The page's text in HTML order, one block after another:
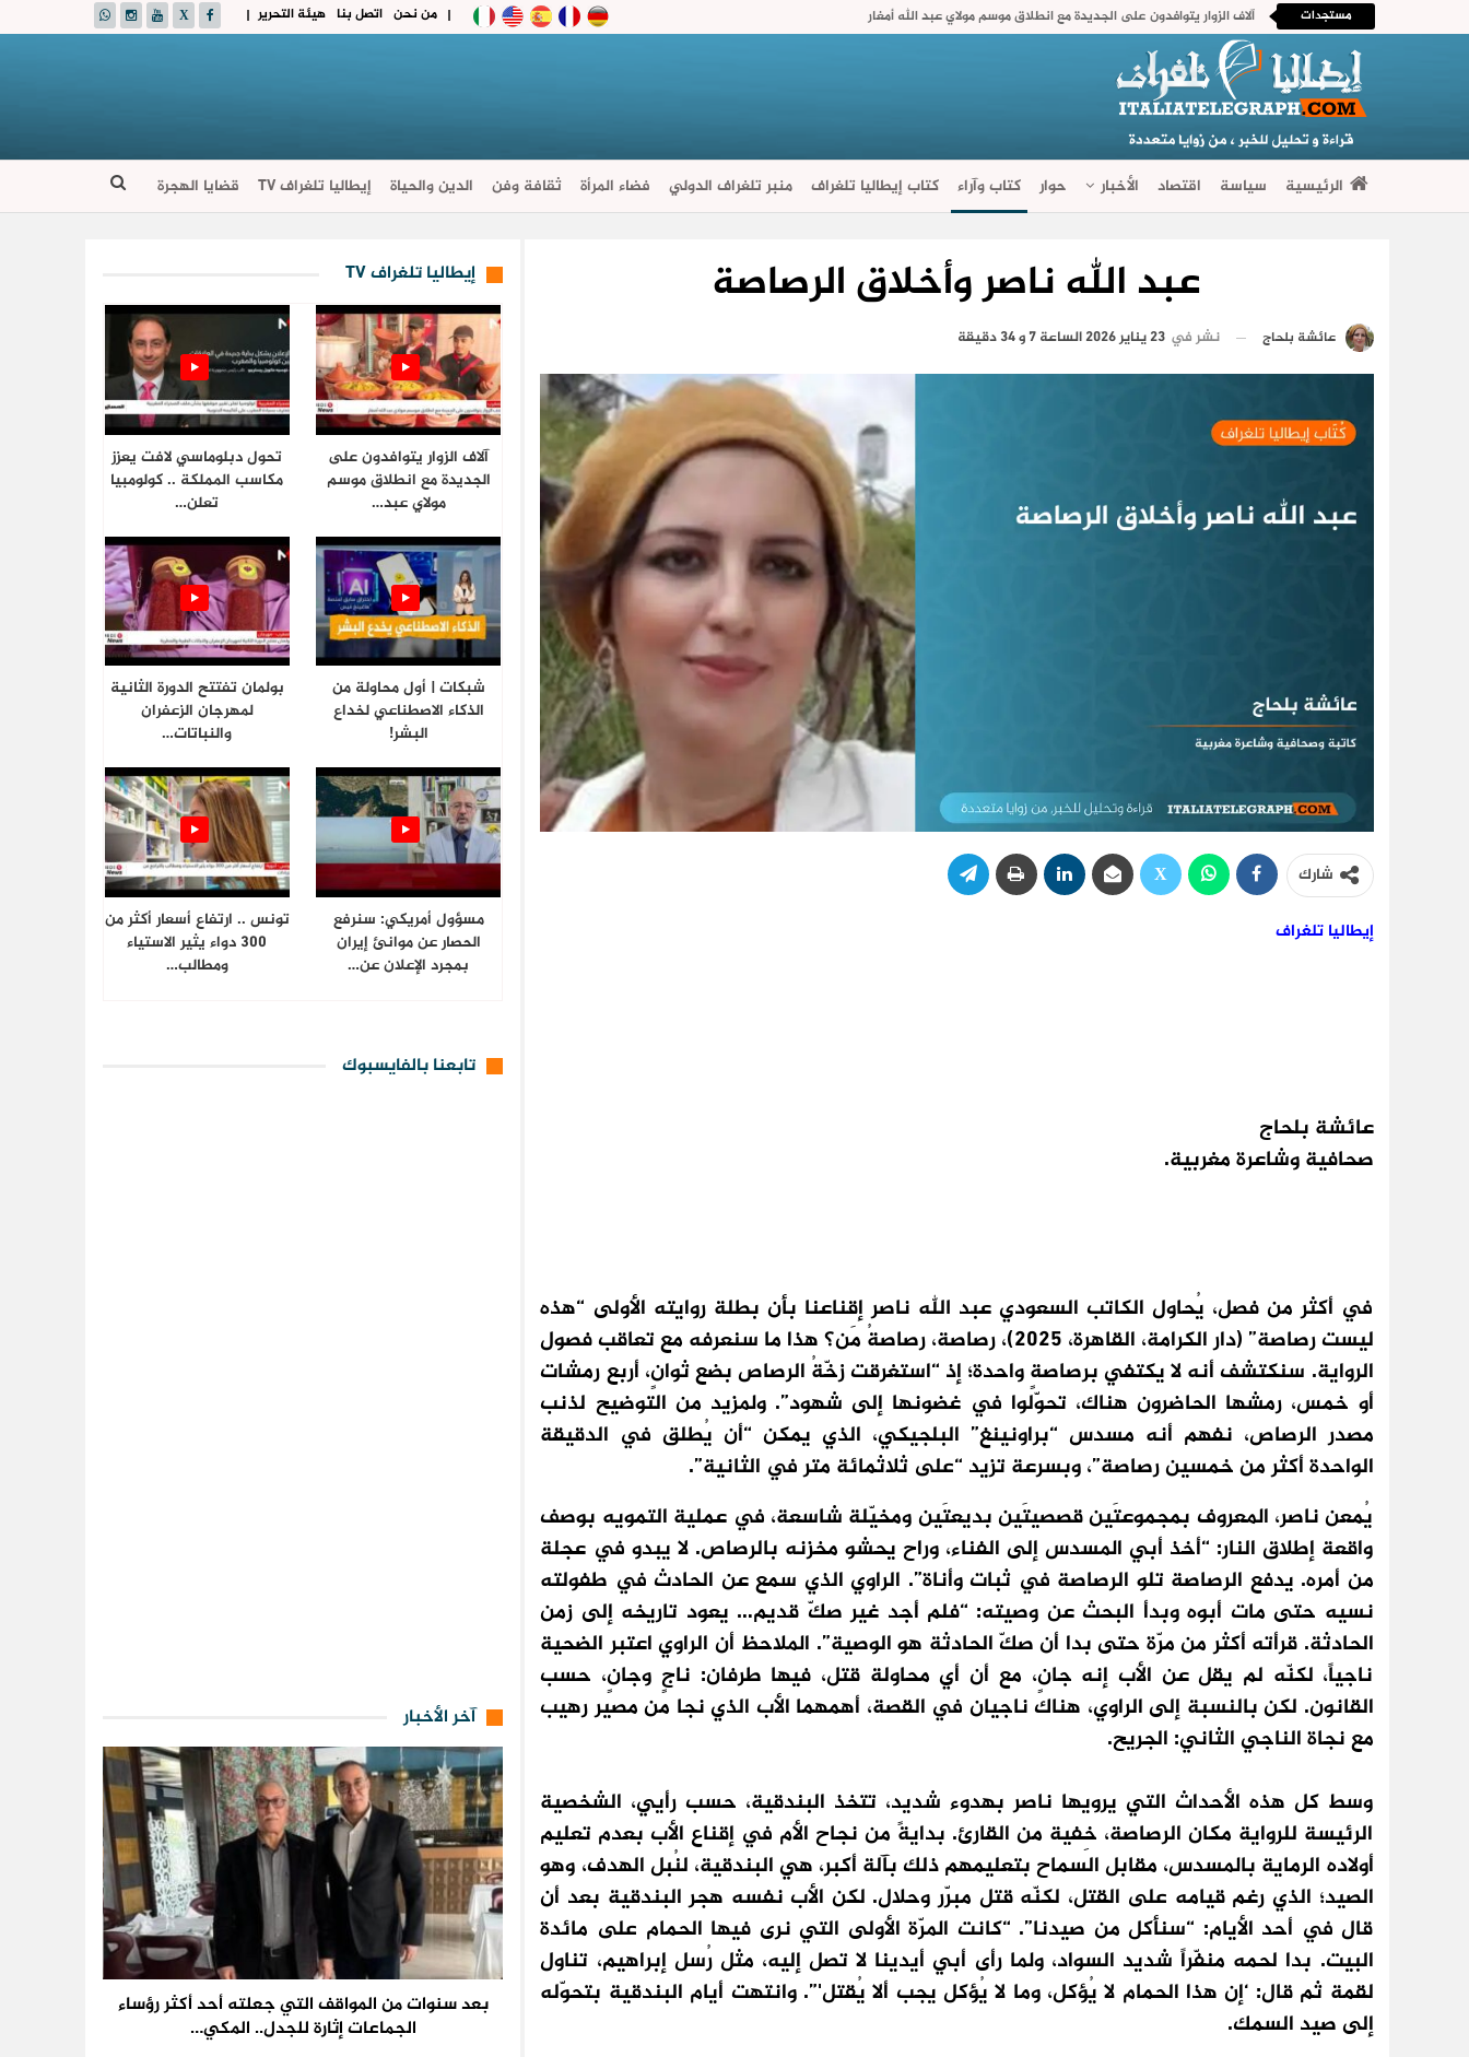
| هيئة التحرير اتصل بنا من نحن | مستجدات آلاف الزوار يتوافدون على الجديدة مع انطلاق موسم مولاي عبد الله أمغار
الرئيسية سياسة اقتصاد الأخبار حوار كتاب وآراء كتاب إيطاليا تلغراف منبر تلغراف الدولي فضاء المرأة ثقافة وفن الدين والحياة إيطاليا تلغراف TV قضايا الهجرة
عبد الله ناصر وأخلاق الرصاصة
عائشة بلحاج نشر في 23 يناير 2026 الساعة 7 و 34 دقيقة
شارك
إيطاليا تلغراف
عائشة بلحاج
صحافية وشاعرة مغربية.
في أكثر من فصل، يُحاول الكاتب السعودي عبد الله ناصر إقناعنا بأن بطلة روايته الأولى “هذه
ليست رصاصة” (دار الكرامة، القاهرة، 2025)، رصاصة، رصاصةُ مَن؟ هذا ما سنعرفه مع تعاقب فصول
الرواية. سنكتشف أنه لا يكتفي برصاصةٍ واحدة؛ إذ “استغرقت زخّةُ الرصاص بضع ثوانٍ، أربع رمشات
أو خمس، رمشها الحاضرون هناك، تحوّلوا في غضونها إلى شهود”. ولمزيد من التوضيح لذنب
مصدر الرصاص، نفهم أنه مسدس “براونينغ” البلجيكي، الذي يمكن “أن يُطلق في الدقيقة
الواحدة أكثر من خمسين رصاصة”، وبسرعة تزيد “على ثلاثمائة متر في الثانية”.
يُمعن ناصر، المعروف بمجموعتَين قصصيتَين بديعتَين ومخيّلة شاسعة، في عملية التمويه بوصف
واقعة إطلاق النار: “أخذ أبي المسدس إلى الفناء، وراح يحشو مخزنه بالرصاص. لا يبدو في عجلة
من أمره. يدفع الرصاصة تلو الرصاصة في ثبات وأناة”. الراوي الذي سمع عن الحادث في طفولته
نسيه حتى مات أبوه وبدأ البحث عن وصيته: “فلم أجد غير صكّ قديم… يعود تاريخه إلى زمن
الحادثة. قرأته أكثر من مرّة حتى بدا أن صكّ الحادثة هو الوصية”. الملاحظ أن الراوي اعتبر الضحية
ناجياً، لكنّه لم يقل عن الأب إنه جانٍ، مع أن أي محاولة قتل، فيها طرفان: ناجٍ وجانٍ، حسب
القانون. لكن بالنسبة إلى الراوي، هناك ناجيان في القصة، أهمهما الأب الذي نجا من مصير رهيب
مع نجاة الناجي الثاني: الجريح.
وسط كل هذه الأحداث التي يرويها ناصر بهدوء شديد، تتخذ البندقية، حسب رأيي، الشخصية
الرئيسة للرواية مكان الرصاصة، خِفية من القارئ. بدايةً من نجاح الأم في إقناع الأب بعدم تعليم
أولاده الرماية بالمسدس، مقابل السماح بتعليمهم ذلك بآلة أكبر، هي البندقية، لنُبل الهدف، وهو
الصيد؛ الذي رغم قيامه على القتل، لكنّه قتل مبرّر وحلال. لكن الأب نفسه هجر البندقية بعد أن
قال في أحد الأيام: “سنأكل من صيدنا”. “كانت المرّة الأولى التي نرى فيها الحمام على مائدة
البيت. بدا لحمه منفّراً شديد السواد، ولما رأى أبي أيدينا لا تصل إليه، مثل رُسل إبراهيم، تناول
لقمة ثم قال: ‘إن هذا الحمام لا يُؤكل، وما لا يُؤكل يجب ألا يُقتل'”. وانتهت أيام البندقية بتحوّله
إلى صيد السمك.
إيطاليا تلغراف TV
آلاف الزوار يتوافدون على
الجديدة مع انطلاق موسم
مولاي عبد…
تحول دبلوماسي لافت يعزز
مكاسب المملكة .. كولومبيا
تعلن…
شبكات | أول محاولة من
الذكاء الاصطناعي لخداع
البشر!
بولمان تفتتح الدورة الثانية
لمهرجان الزعفران
والنباتات…
مسؤول أمريكي: سنرفع
الحصار عن موانئ إيران
بمجرد الإعلان عن…
تونس .. ارتفاع أسعار أكثر من
300 دواء يثير الاستياء
ومطالب…
تابعنا بالفايسبوك
آخر الأخبار
بعد سنوات من المواقف التي جعلته أحد أكثر رؤساء
الجماعات إثارة للجدل.. المكي…